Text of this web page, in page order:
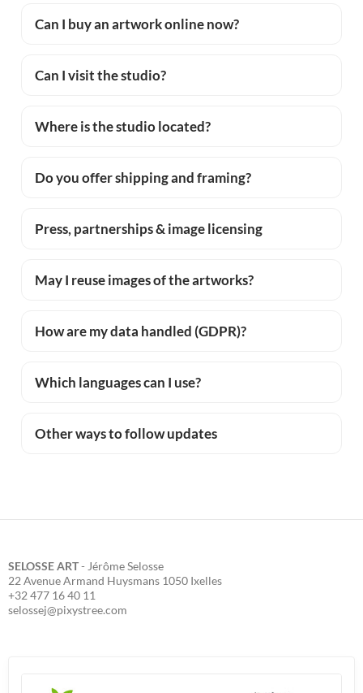
Can I buy an artwork online now?
Can I visit the studio?
Where is the studio located?
Do you offer shipping and framing?
Press, partnerships & image licensing
May I reuse images of the artworks?
How are my data handled (GDPR)?
Which languages can I use?
Other ways to follow updates
SELOSSE ART- Jérôme Selosse
22 Avenue Armand Huysmans 1050 Ixelles
+32 477 16 40 11
selossej@pixystree.com